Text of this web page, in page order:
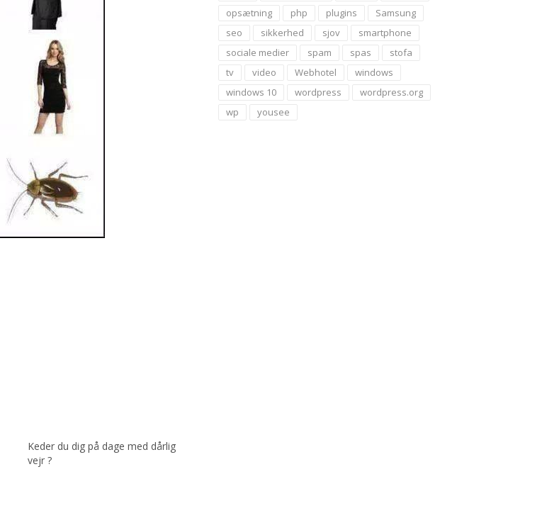
Keder du dig på dage med dårlig
vejr ?
opsætning
php plugins
Samsung
seo
sikkerhed sjov
smartphone
sociale medier
spam spas
stofa
tv
video Webhotel
windows
windows 10
wordpress
wordpress.org
wp
yousee